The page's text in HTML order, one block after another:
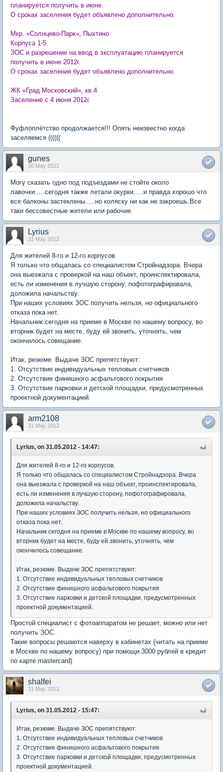
планируется получить в июне.
О сроках заселения будет объявлено дополнительно.
Мкр. «Солнцево-Парк», Пыхтино
Корпуса 1-5
ЗОС и разрешение на ввод в эксплуатацию планируется
получить в июне 2012г.
О сроках заселения будет объявлено дополнительно.
ЖК «Град Московский», кв.4
Заселение с 4 июня 2012г.
Фуфлоплётство продолжается!!! Опять неизвестно когда
заселяемся ((((((
gunes
30 May 2012
Могу сказать одно под подъездами не стойте около
лавочки.....сегодня также летали окурки.....и правда хорошо что
все балконы застеклены.....но коляску ни как не закроешь.Все
таки бессовестные жители или рабочие.
Lyrius
31 May 2012
Для жителей 8-го и 12-го корпусов.
Я только что общалась со специалистом Стройнадзора. Вчера
она выезжала с проверкой на наш объект, проинспектировала,
есть ли изменения в лучшую сторону, пофотографировала,
доложила начальству.
При наших условиях ЗОС получить нельзя, но официального
отказа пока нет.
Начальник сегодня на приеме в Москве по нашему вопросу, во
вторник будет на месте, буду ей звонить, уточнять, чем
окончилось совещание.
Итак, резюме. Выдаче ЗОС препятствуют:
1. Отсутствие индивидуальных тепловых счетчиков
2. Отсутствие финишного асфальтового покрытия
3. Отсутствие парковки и детской площадки, предусмотренных
проектной документацией.
arm2108
31 May 2012
Lyrius, on 31.05.2012 - 14:47:
Для жителей 8-го и 12-го корпусов.
Я только что общалась со специалистом Стройнадзора. Вчера
она выезжала с проверкой на наш объект, проинспектировала,
есть ли изменения в лучшую сторону, пофотографировала,
доложила начальству.
При наших условиях ЗОС получить нельзя, но официального
отказа пока нет.
Начальник сегодня на приеме в Москве по нашему вопросу, во
вторник будет на месте, буду ей звонить, уточнять, чем
окончилось совещание.
Итак, резюме. Выдаче ЗОС препятствуют:
1. Отсутствие индивидуальных тепловых счетчиков
2. Отсутствие финишного асфальтового покрытия
3. Отсутствие парковки и детской площадки, предусмотренных
проектной документацией.
Простой специалист с фотоаппаратом не решает, можно или нет
получить ЗОС.
Такие вопросы решаются наверху в кабинетах (читать на приеме
в Москве по нашему вопросу) при помощи 3000 рублей в кредит
по карте mastercard)
shalfei
31 May 2012
Lyrius, on 31.05.2012 - 15:47:
Итак, резюме. Выдаче ЗОС препятствуют:
1. Отсутствие индивидуальных тепловых счетчиков
2. Отсутствие финишного асфальтового покрытия
3. Отсутствие парковки и детской площадки, предусмотренных
проектной документацией.